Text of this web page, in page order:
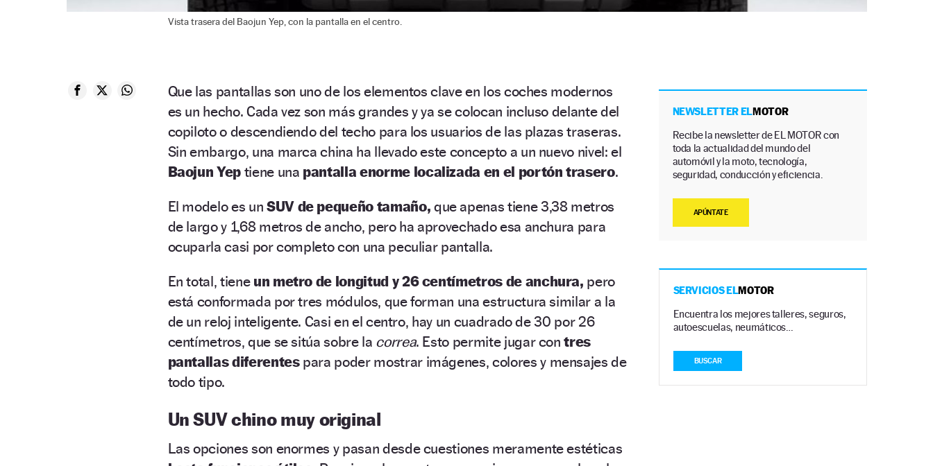
Vista trasera del Baojun Yep, con la pantalla en el centro.
Que las pantallas son uno de los elementos clave en los coches modernos
es un hecho. Cada vez son más grandes y ya se colocan incluso delante del
copiloto o descendiendo del techo para los usuarios de las plazas traseras.
Sin embargo, una marca china ha llevado este concepto a un nuevo nivel: el
Baojun Yep tiene una pantalla enorme localizada en el portón trasero.
El modelo es un SUV de pequeño tamaño, que apenas tiene 3,38 metros
de largo y 1,68 metros de ancho, pero ha aprovechado esa anchura para
ocuparla casi por completo con una peculiar pantalla.
En total, tiene un metro de longitud y 26 centímetros de anchura, pero
está conformada por tres módulos, que forman una estructura similar a la
de un reloj inteligente. Casi en el centro, hay un cuadrado de 30 por 26
centímetros, que se sitúa sobre la correa. Esto permite jugar contres
pantallas diferentes para poder mostrar imágenes, colores y mensajes de
todo tipo.
Un SUV chino muy original
Las opciones son enormes y pasan desde cuestiones meramente estéticas
NEWSLETTER ELMOTOR
Recibe la newsletter de EL MOTOR con
toda la actualidad del mundo del
automóvil y la moto, tecnología,
seguridad, conducción y eficiencia.
APÚNTATE
SERVICIOS ELMOTOR
Encuentra los mejores talleres, seguros,
autoescuelas, neumáticos…
BUSCAR